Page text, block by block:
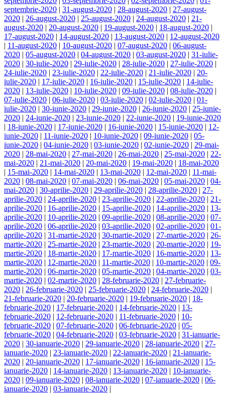
septembrie-2020 | 31-august-2020 | 28-august-2020 | 27-august-
2020 | 26-august-2020 | 25-august-2020 | 24-august-2020 | 21-
august-2020 | 20-august-2020 | 19-august-2020 | 18-august-2020 |
17-august-2020 | 14-august-2020 | 13-august-2020 | 12-august-2020
| 11-august-2020 | 10-august-2020 | 07-august-2020 | 06-august-
2020 | 05-august-2020 | 04-august-2020 | 03-august-2020 | 31-iulie-
2020 | 30-iulie-2020 | 29-iulie-2020 | 28-iulie-2020 | 27-iulie-2020 |
24-iulie-2020 | 23-iulie-2020 | 22-iulie-2020 | 21-iulie-2020 | 20-
iulie-2020 | 17-iulie-2020 | 16-iulie-2020 | 15-iulie-2020 | 14-iulie-
2020 | 13-iulie-2020 | 10-iulie-2020 | 09-iulie-2020 | 08-iulie-2020 |
07-iulie-2020 | 06-iulie-2020 | 03-iulie-2020 | 02-iulie-2020 | 01-
iulie-2020 | 30-iunie-2020 | 29-iunie-2020 | 26-iunie-2020 | 25-iunie-
2020 | 24-iunie-2020 | 23-iunie-2020 | 22-iunie-2020 | 19-iunie-2020
| 18-iunie-2020 | 17-iunie-2020 | 16-iunie-2020 | 15-iunie-2020 | 12-
iunie-2020 | 11-iunie-2020 | 10-iunie-2020 | 09-iunie-2020 | 05-
iunie-2020 | 04-iunie-2020 | 03-iunie-2020 | 02-iunie-2020 | 29-mai-
2020 | 28-mai-2020 | 27-mai-2020 | 26-mai-2020 | 25-mai-2020 | 22-
mai-2020 | 21-mai-2020 | 20-mai-2020 | 19-mai-2020 | 18-mai-2020
| 15-mai-2020 | 14-mai-2020 | 13-mai-2020 | 12-mai-2020 | 11-mai-
2020 | 08-mai-2020 | 07-mai-2020 | 06-mai-2020 | 05-mai-2020 | 04-
mai-2020 | 30-aprilie-2020 | 29-aprilie-2020 | 28-aprilie-2020 | 27-
aprilie-2020 | 24-aprilie-2020 | 23-aprilie-2020 | 22-aprilie-2020 | 21-
aprilie-2020 | 16-aprilie-2020 | 15-aprilie-2020 | 14-aprilie-2020 | 13-
aprilie-2020 | 10-aprilie-2020 | 09-aprilie-2020 | 08-aprilie-2020 | 07-
aprilie-2020 | 06-aprilie-2020 | 03-aprilie-2020 | 02-aprilie-2020 | 01-
aprilie-2020 | 31-martie-2020 | 30-martie-2020 | 27-martie-2020 | 26-
martie-2020 | 25-martie-2020 | 23-martie-2020 | 20-martie-2020 | 19-
martie-2020 | 18-martie-2020 | 17-martie-2020 | 16-martie-2020 | 13-
martie-2020 | 12-martie-2020 | 11-martie-2020 | 10-martie-2020 | 09-
martie-2020 | 06-martie-2020 | 05-martie-2020 | 04-martie-2020 | 03-
martie-2020 | 02-martie-2020 | 28-februarie-2020 | 27-februarie-
2020 | 26-februarie-2020 | 25-februarie-2020 | 24-februarie-2020 |
21-februarie-2020 | 20-februarie-2020 | 19-februarie-2020 | 18-
februarie-2020 | 17-februarie-2020 | 14-februarie-2020 | 13-
februarie-2020 | 12-februarie-2020 | 11-februarie-2020 | 10-
februarie-2020 | 07-februarie-2020 | 06-februarie-2020 | 05-
februarie-2020 | 04-februarie-2020 | 03-februarie-2020 | 31-ianuarie-
2020 | 30-ianuarie-2020 | 29-ianuarie-2020 | 28-ianuarie-2020 | 27-
ianuarie-2020 | 23-ianuarie-2020 | 22-ianuarie-2020 | 21-ianuarie-
2020 | 20-ianuarie-2020 | 17-ianuarie-2020 | 16-ianuarie-2020 | 15-
ianuarie-2020 | 14-ianuarie-2020 | 13-ianuarie-2020 | 10-ianuarie-
2020 | 09-ianuarie-2020 | 08-ianuarie-2020 | 07-ianuarie-2020 | 06-
ianuarie-2020 | 03-ianuarie-2020 |